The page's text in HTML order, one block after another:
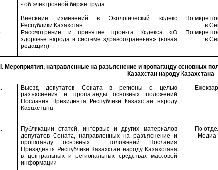
- об электронной бирже труда.
Внесение изменений в Экологический кодекс
Республики Казахстан
По мере
в
Рассмотрение и принятие проекта Кодекса «О
здоровье народа и системе здравоохранения» (новая
редакция)
По мере
в
. Мероприятия, направленные на разъяснение и пропаганду основных
Казахстан народу Казахстана
Выезд депутатов Сената в регионы с целью
разъясненияи пропагандыосновных положений
Послания Президента Республики Казахстан народу
Казахстана
Публикации статей, интервью и других материалов
депутатов Сената, направленных на разъяснение и
пропаганду основных положений Послания
Президента Республики Казахстан народу Казахстана
в центральных и региональных средствах массовой
информации
По
Медиа-